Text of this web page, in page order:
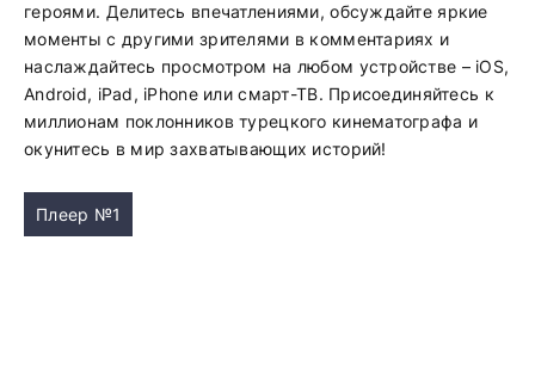
героями. Делитесь впечатлениями, обсуждайте яркие
моменты с другими зрителями в комментариях и
наслаждайтесь просмотром на любом устройстве – iOS,
Android, iPad, iPhone или смарт-ТВ. Присоединяйтесь к
миллионам поклонников турецкого кинематографа и
окунитесь в мир захватывающих историй!
Плеер №1